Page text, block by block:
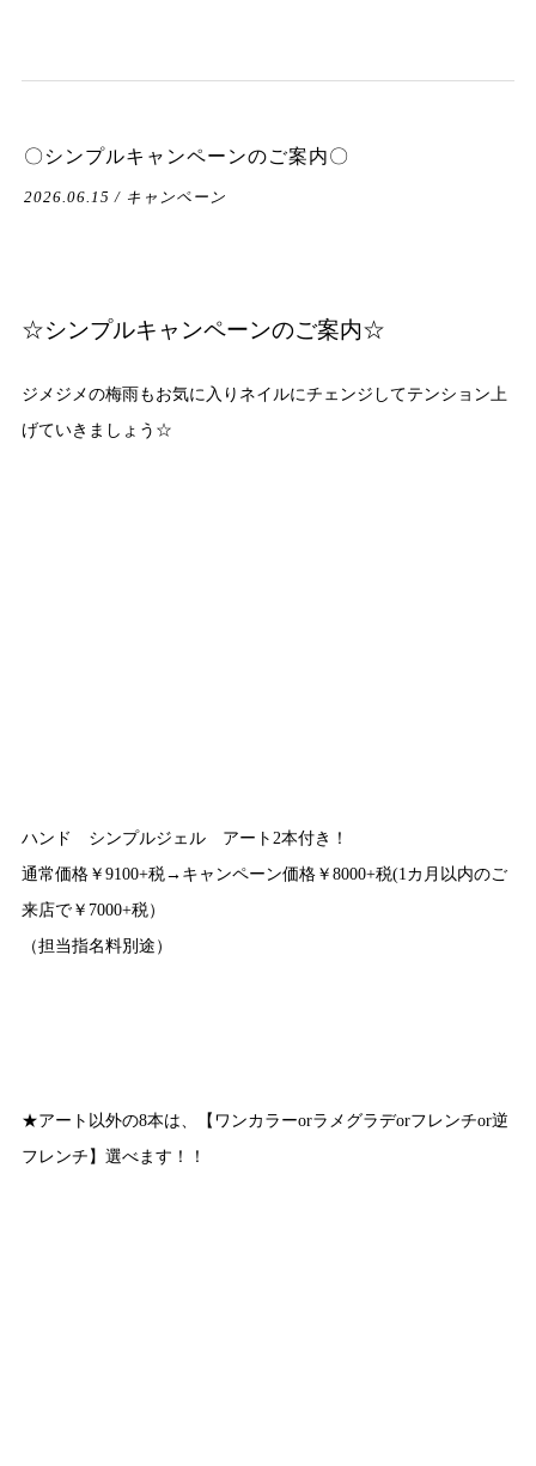
〇シンプルキャンペーンのご案内〇
2026.06.15 / キャンペーン
☆シンプルキャンペーンのご案内☆
ジメジメの梅雨もお気に入りネイルにチェンジしてテンション上
げていきましょう☆
ハンド シンプルジェル アート2本付き！
通常価格￥9100+税→キャンペーン価格￥8000+税(1カ月以内のご
来店で￥7000+税）
（担当指名料別途）
★アート以外の8本は、【ワンカラーorラメグラデorフレンチor逆
フレンチ】選べます！！